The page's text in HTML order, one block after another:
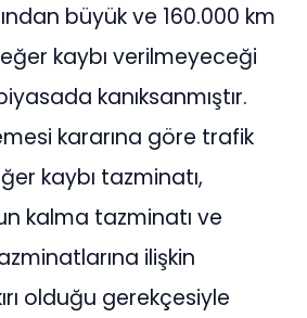
büyük ve 160.000 km
kaybı verilmeyeceği
kanıksanmıştır.
kararına göre trafik
kaybı tazminatı,
kalma tazminatı ve
ilişkin
olduğu gerekçesiyle